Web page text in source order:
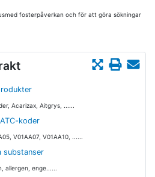
fosterpåverkan och för att göra sökningar
Acarizax, Aitgrys, ......
koder
V01AA07, V01AA10, ......
substanser
allergen, enge......